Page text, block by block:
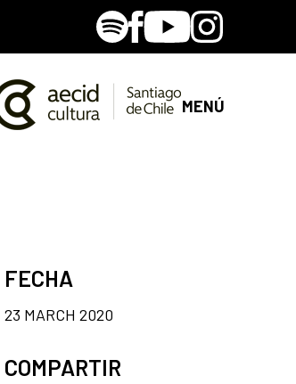
SpotifyFacebook
YoutubeInstagram
MENÚ
FECHA
23 MARCH 2020
COMPARTIR